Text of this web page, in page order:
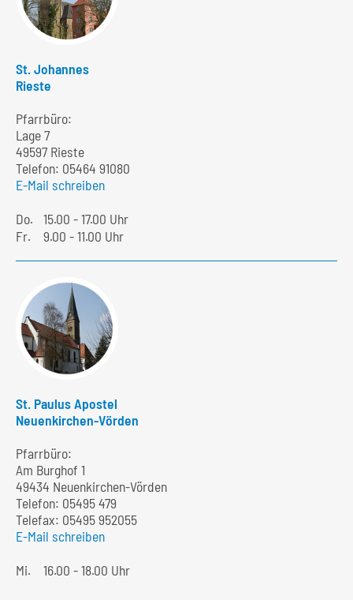
St. Johannes
Rieste
Pfarrbüro:
Lage 7
49597 Rieste
Telefon: 05464 91080
E-Mail schreiben
Do.
15.00 - 17.00 Uhr
Fr.
9.00 - 11.00 Uhr
St. Paulus Apostel
Neuenkirchen-Vörden
Pfarrbüro:
Am Burghof 1
49434 Neuenkirchen-Vörden
Telefon: 05495 479
Telefax: 05495 952055
E-Mail schreiben
Mi.
16.00 - 18.00 Uhr